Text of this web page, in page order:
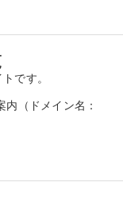
です。
内（ドメイン名：